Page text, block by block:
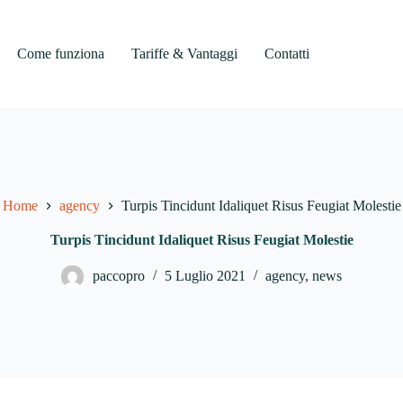
Come funziona Tariffe & Vantaggi Contatti
Home agency Turpis Tincidunt Idaliquet Risus Feugiat Molestie
Turpis Tincidunt Idaliquet Risus Feugiat Molestie
paccopro 5 Luglio 2021 agency, news